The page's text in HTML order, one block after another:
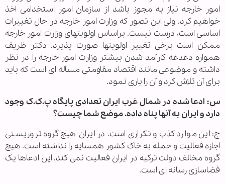
امور خارجه نیاز به مجوز باشد از سازمان امور استخدامی اخذ
خواهیم کرد. ولی این تصور که وزارت امور خارجه در حال تغییرات
اساسی است، درست نیست. براساس اولویتهای وزارت امور خارجه
ممکن است برخی تغییر اولویتها صورت پذیرد. دکتر ظریف
همواره دغدغه کارآمد شدن بیشتر وزارت امور خارجه را در نظر
داشته و موضوعی مانند اقتصاد مقاومتی مسأله ای است که باید
برای آن تلاش کرد و آن را یاری نمود.
س: ادعا شده در شمال غرب ایران تعدادی پایگاه پ.ک.ک وجود
دارد و ایران به آنها پناه داده. موضع شما چیست؟
ج: این موارد کذب و تکراری است. در ایران هیچ گروه تروریستی
اجازه فعالیت و حمله به خاک کشور همسایه را نداشته است. هیچ
گروه مخالف دولت ترکیه در ایران فعالیت نمی کند. این ادعاها یک
فضاسازی رسانه ای است.